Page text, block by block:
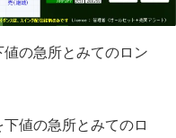
値の急所とみてのロン
値の急所とみてのロ